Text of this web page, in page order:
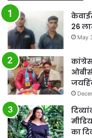
26
May
का